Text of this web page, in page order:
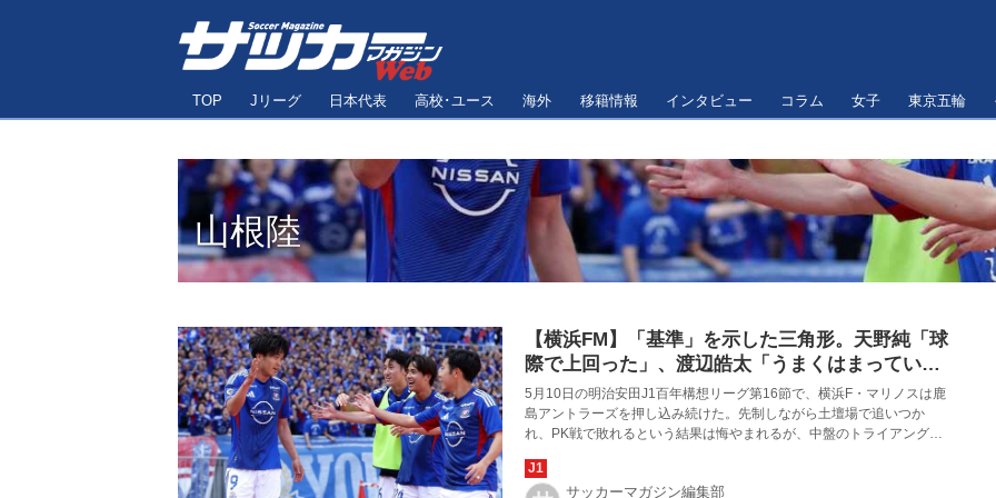
TOP Jリーグ 日本代表 高校･ユース 海外 移籍情報 インタビュー コラム 女子 東京五輪
山根陸
【横浜FM】「基準」を示した三角形。天野純「球
際で上回った」、渡辺皓太「うまくはまってい
た」、山根陸「やりたいことができた」
5月10日の明治安田J1百年構想リーグ第16節で、横浜F・マリノスは鹿
島アントラーズを押し込み続けた。先制しながら土壇場で追いつか
れ、PK戦で敗れるという結果は悔やまれるが、中盤のトライアングル
サッカーマガジン編集部